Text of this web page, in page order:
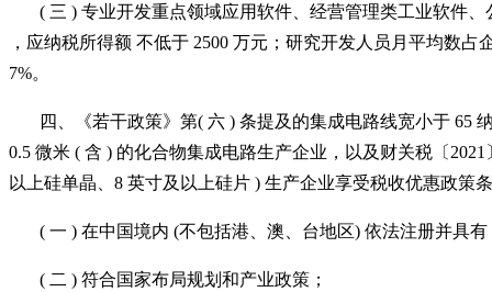
( 三 ) 专业开发重点领域应用软件、经营管理类工业软件
，应纳税所得额 不低于 2500 万元；研究开发人员月平均数
7%。
四、《若干政策》第( 六 ) 条提及的集成电路线宽小于 65
0.5 微米 ( 含 ) 的化合物集成电路生产企业，以及财关税〔
以上硅单晶、8 英寸及以上硅片 ) 生产企业享受税收优惠政策
( 一 ) 在中国境内 (不包括港、澳、台地区) 依法注册并具
( 二 ) 符合国家布局规划和产业政策；